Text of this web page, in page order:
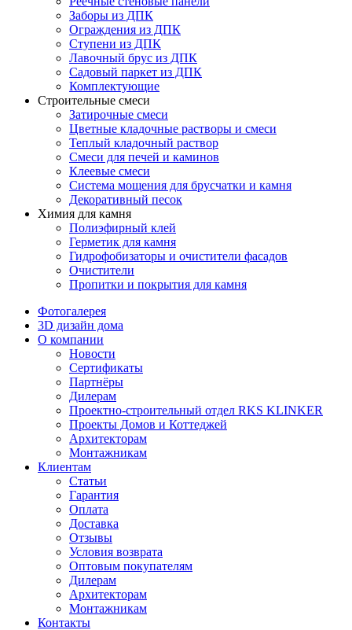
Заборы из ДПК
Ограждения из ДПК
Ступени из ДПК
Лавочный брус из ДПК
Садовый паркет из ДПК
Комплектующие
Строительные смеси
Затирочные смеси
Цветные кладочные растворы и смеси
Теплый кладочный раствор
Смеси для печей и каминов
Клеевые смеси
Система мощения для брусчатки и камня
Декоративный песок
Химия для камня
Полиэфирный клей
Герметик для камня
Гидрофобизаторы и очистители фасадов
Очистители
Пропитки и покрытия для камня
Фотогалерея
3D дизайн дома
О компании
Новости
Сертификаты
Партнёры
Дилерам
Проектно-строительный отдел RKS KLINKER
Проекты Домов и Коттеджей
Архитекторам
Монтажникам
Клиентам
Статьи
Гарантия
Оплата
Доставка
Отзывы
Условия возврата
Оптовым покупателям
Дилерам
Архитекторам
Монтажникам
Контакты